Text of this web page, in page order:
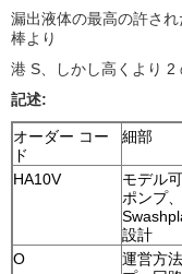
漏出液体の最高の許さ
棒より
港 S、しかし高くより 2
記述:
オーダー コー
ド
細部
HA10V
モデル
ポンプ、
設計
O
運営方